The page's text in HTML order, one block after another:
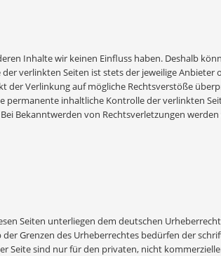
Inhalte wir keinen Einfluss haben. Deshalb
verlinkten Seiten ist stets der jeweilige Anbieter
Verlinkung auf mögliche Rechtsverstöße
inhaltliche Kontrolle der verlinkten
Bekanntwerden von Rechtsverletzungen
Seiten unterliegen dem deutschen
Grenzen des Urheberrechtes bedürfen der
Seite sind nur für den privaten, nicht